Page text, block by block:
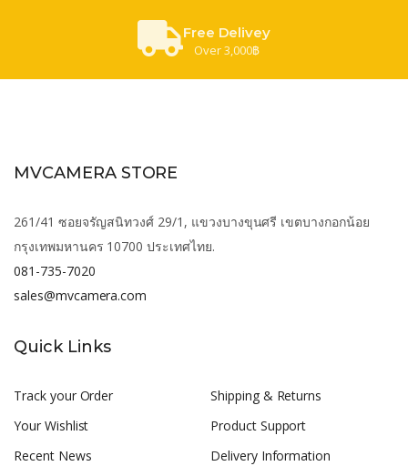
Free Delivey
Over 3,000฿
MVCAMERA STORE
261/41 ซอยจรัญสนิทวงศ์ 29/1, แขวงบางขุนศรี เขตบางกอกน้อย
กรุงเทพมหานคร 10700 ประเทศไทย.
081-735-7020
sales@mvcamera.com
Quick Links
Track your Order
Your Wishlist
Recent News
Shipping & Returns
Product Support
Delivery Information